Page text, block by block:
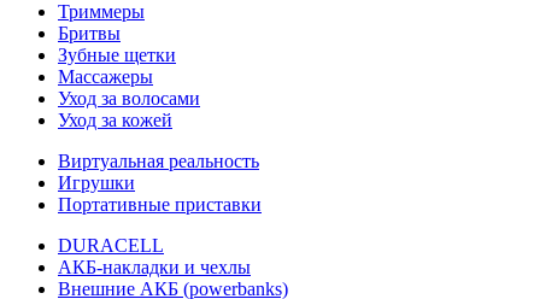
Триммеры
Бритвы
Зубные щетки
Массажеры
Уход за волосами
Уход за кожей
Виртуальная реальность
Игрушки
Портативные приставки
DURACELL
АКБ-накладки и чехлы
Внешние АКБ (powerbanks)